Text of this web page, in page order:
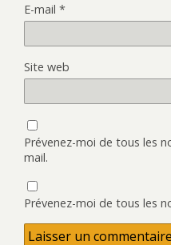
E-mail *
Site web
Prévenez-moi de tous les
mail.
Prévenez-moi de tous les